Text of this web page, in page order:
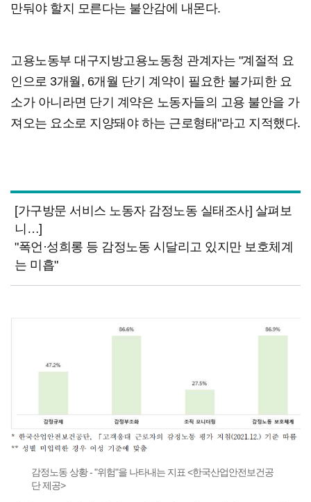
만둬야 할지 모른다는 불안감에 내몬다.
고용노동부 대구지방고용노동청 관계자는 "계절적 요
인으로 3개월, 6개월 단기 계약이 필요한 불가피한 요
소가 아니라면 단기 계약은 노동자들의 고용 불안을 가
져오는 요소로 지양돼야 하는 근로형태"라고 지적했다.
[가구방문 서비스 노동자 감정노동 실태조사] 살펴보
니…]
"폭언·성희롱 등 감정노동 시달리고 있지만 보호체계
는 미흡"
감정노동 상황 - "위험"을 나타내는 지표 <한국산업안전보건공
단 제공>